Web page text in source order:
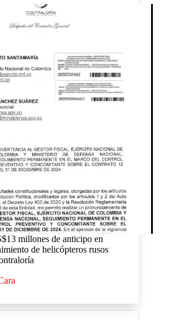
millones de anticipo en
de helicópteros rusos